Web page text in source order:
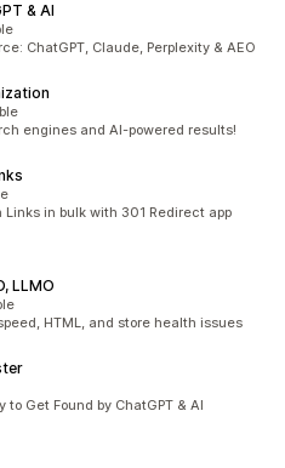
& AI
ChatGPT, Claude, Perplexity & AEO
engines and AI-powered results!
in bulk with 301 Redirect app
LLMO
HTML, and store health issues
to Get Found by ChatGPT & AI